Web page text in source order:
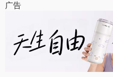
广告